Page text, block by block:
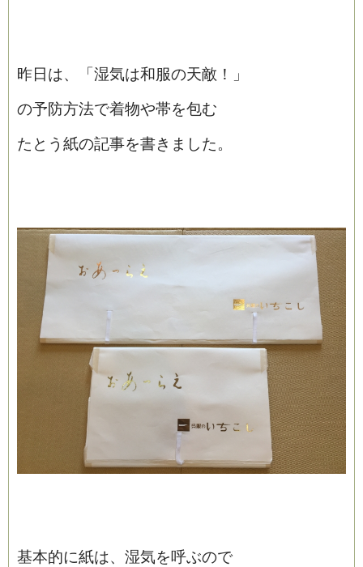
昨日は、「湿気は和服の天敵！」
の予防方法で着物や帯を包む
たとう紙の記事を書きました。
基本的に紙は、湿気を呼ぶので